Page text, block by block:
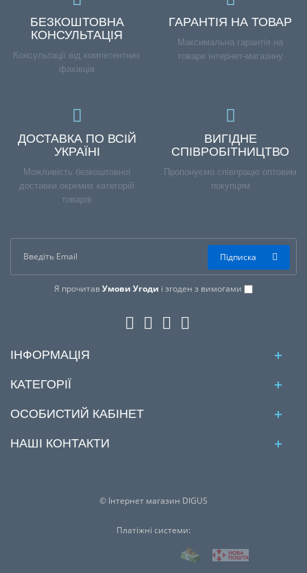
БЕЗКОШТОВНА
КОНСУЛЬТАЦІЯ
Консультації від компетентних
фахівців
ГАРАНТІЯ НА ТОВАР
Максимальна гарантія на
товари інтернет-магазину
ДОСТАВКА ПО ВСІЙ
УКРАЇНІ
Можливість безкоштовної
доставки окремих категорій
товарів
ВИГІДНЕ
СПІВРОБІТНИЦТВО
Пропонуємо співпрацю оптовим
покупцям
Я прочитавУмови Угоди і згоден з вимогами
Підписка
ІНФОРМАЦІЯ
КАТЕГОРІЇ
ОСОБИСТИЙ КАБІНЕТ
НАШІ КОНТАКТИ
© Інтернет магазин DIGUS
Платіжні системи: